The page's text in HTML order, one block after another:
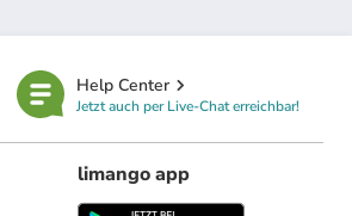
Help Center
Jetzt auch per Live-Chat erreichbar!
limango app